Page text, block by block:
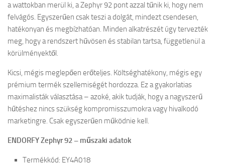
a wattokban merül ki, a Zephyr 92 pont azzal tűnik ki, hogy nem
felvágós. Egyszerűen csak teszi a dolgát, mindezt csendesen,
hatékonyan és megbízhatóan. Minden alkatrészét úgy tervezték
meg, hogy a rendszert hűvösen és stabilan tartsa, függetlenül a
körülményektől.
Kicsi, mégis meglepően erőteljes. Költséghatékony, mégis egy
prémium termék szellemiségét hordozza. Ez a gyakorlatias
maximalisták választása – azoké, akik tudják, hogy a nagyszerű
hűtéshez nincs szükség kompromisszumokra vagy hivalkodó
marketingre. Csak egyszerűen működnie kell.
ENDORFY Zephyr 92 – műszaki adatok
Termékkód: EY4A018